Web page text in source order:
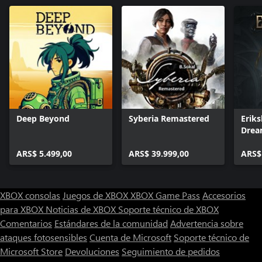
Deep Beyond
ARS$ 5.499,00
Syberia Remastered
ARS$ 39.999,00
XBOX consolas Juegos de XBOXXBOX Game Pass Accesorios
para XBOX Noticias de XBOX Soporte técnico de XBOX
Comentarios Estándares de la comunidad Advertencia sobre
ataques fotosensibles Cuenta de Microsoft Soporte técnico de
Microsoft Store Devoluciones Seguimiento de pedidos